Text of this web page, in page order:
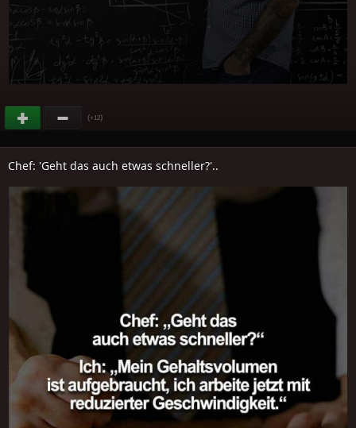
(+12)
Chef: 'Geht das auch etwas schneller?'..